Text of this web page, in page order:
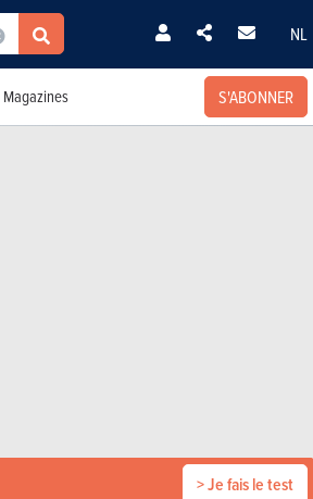
NL
Magazines S'ABONNER
> Je fais le test